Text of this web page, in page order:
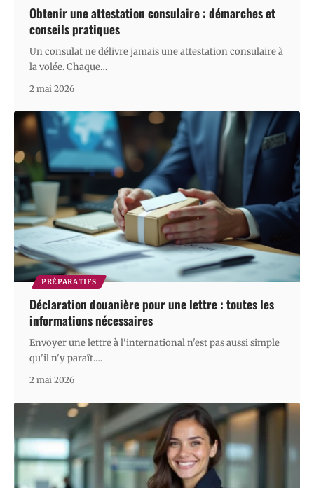
Obtenir une attestation consulaire : démarches et
conseils pratiques
Un consulat ne délivre jamais une attestation consulaire à
la volée. Chaque…
2 mai 2026
PRÉPARATIFS
Déclaration douanière pour une lettre : toutes les
informations nécessaires
Envoyer une lettre à l'international n'est pas aussi simple
qu'il n'y paraît.…
2 mai 2026